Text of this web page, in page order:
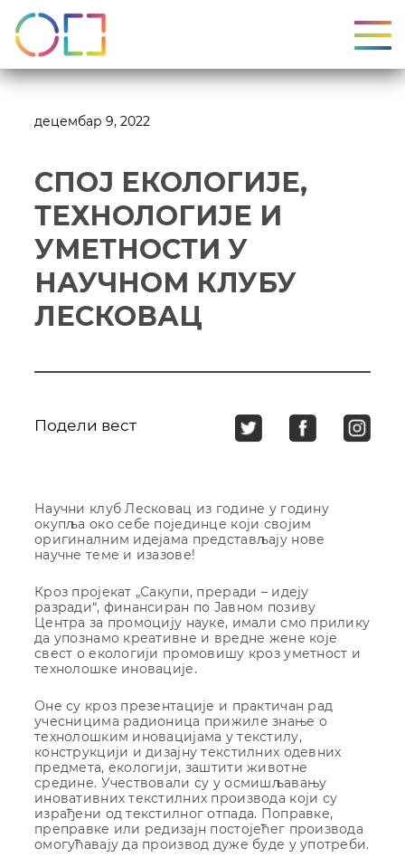
децембар 9, 2022
СПОЈ ЕКОЛОГИЈЕ,
ТЕХНОЛОГИЈЕ И
УМЕТНОСТИ У
НАУЧНОМ КЛУБУ
ЛЕСКОВАЦ
Подели вест
Научни клуб Лесковац из године у годину
окупља око себе појединце који својим
оригиналним идејама представљају нове
научне теме и изазове!
Кроз пројекат „Сакупи, преради – идеју
разради“, финансиран по Јавном позиву
Центра за промоцију науке, имали смо прилику
да упознамо креативне и вредне жене које
свест о екологији промовишу кроз уметност и
технолошке иновације.
Оне су кроз презентације и практичан рад
учесницима радионица прижиле знање о
технолошким иновацијама у текстилу,
конструкцији и дизајну текстилних одевних
предмета, екологији, заштити животне
средине. Учествовали су у осмишљавању
иновативних текстилних производа који су
израђени од текстилног отпада. Поправке,
преправке или редизајн постојећег производа
омогућавају да производ дуже буде у употреби.